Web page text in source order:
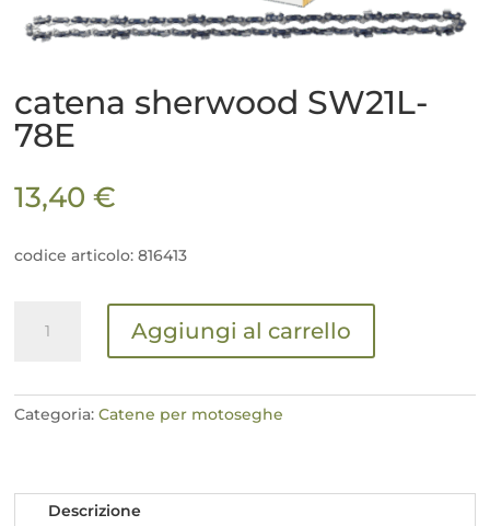
catena sherwood SW21L-
78E
13,40€
codice articolo: 816413
sherwood
quantità
Aggiungi al carrello
Categoria:Catene per motoseghe
Descrizione